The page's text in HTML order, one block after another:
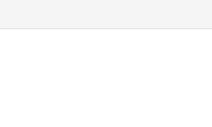
αντοχή του ΝΑΤΟ με περιορισμένη επίθεση